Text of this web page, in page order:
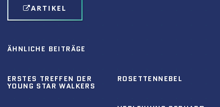
ARTIKEL
ÄHNLICHE BEITRÄGE
ERSTES TREFFEN DER
YOUNG STAR WALKERS
ROSETTENNEBEL